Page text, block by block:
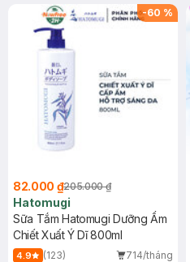
(SL có hạn)
-60 %
82.000 ₫205.000 ₫
Hatomugi
Sữa Tắm Hatomugi Dưỡng Ẩm
Chiết Xuất Ý Dĩ 800ml
4.9 (123)
714/tháng